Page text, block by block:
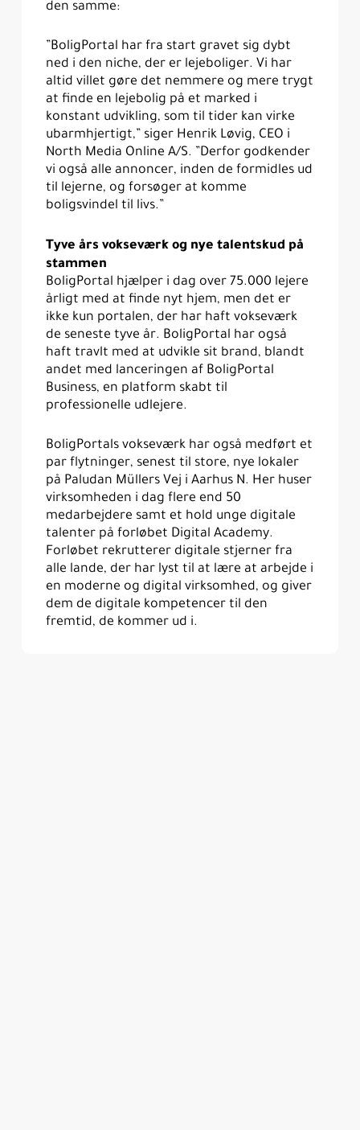
den samme:
”BoligPortal har fra start gravet sig dybt
ned i den niche, der er lejeboliger. Vi har
altid villet gøre det nemmere og mere trygt
at finde en lejebolig på et marked i
konstant udvikling, som til tider kan virke
ubarmhjertigt,” siger Henrik Løvig, CEO i
North Media Online A/S. ”Derfor godkender
vi også alle annoncer, inden de formidles ud
til lejerne, og forsøger at komme
boligsvindel til livs.”
Tyve års vokseværk og nye talentskud på
stammen
BoligPortal hjælper i dag over 75.000 lejere
årligt med at finde nyt hjem, men det er
ikke kun portalen, der har haft vokseværk
de seneste tyve år. BoligPortal har også
haft travlt med at udvikle sit brand, blandt
andet med lanceringen af BoligPortal
Business, en platform skabt til
professionelle udlejere.
BoligPortals vokseværk har også medført et
par flytninger, senest til store, nye lokaler
på Paludan Müllers Vej i Aarhus N. Her huser
virksomheden i dag flere end 50
medarbejdere samt et hold unge digitale
talenter på forløbet Digital Academy.
Forløbet rekrutterer digitale stjerner fra
alle lande, der har lyst til at lære at arbejde i
en moderne og digital virksomhed, og giver
dem de digitale kompetencer til den
fremtid, de kommer ud i.